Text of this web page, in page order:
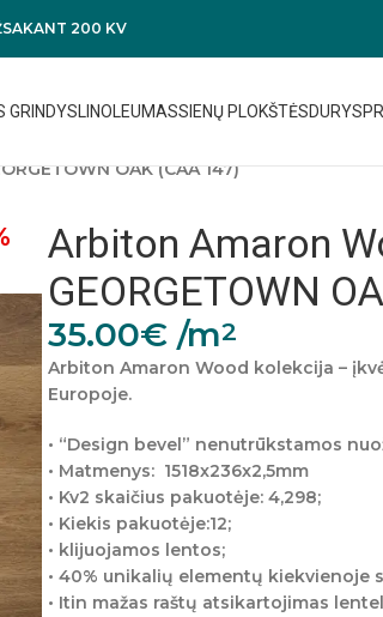
200 KV
GRINDYS LINOLEUMASSIENŲ PLOKŠTĖSDURYS
OAK (CAA 147)
Arbiton Amaron
GEORGETOWN
35.00€ /m2
Arbiton Amaron Wood kolekcija –
Europoje.
• “Design bevel” nenutrūkstamos
• Matmenys: 1518x236x2,5mm
• Kv2 skaičius pakuotėje: 4,298;
• Kiekis pakuotėje:12;
• klijuojamos lentos;
• 40% unikalių elementų kiekvienoje
• Itin mažas raštų atsikartojimas